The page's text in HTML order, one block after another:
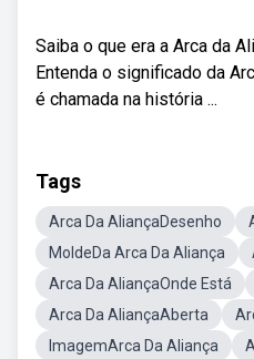
Saiba o que era a Arca da
Entenda o significado da
é chamada na história ...
Tags
Arca Da AliançaDesenho
MoldeDa Arca Da Aliança
Arca Da AliançaOnde Está
Arca Da AliançaAberta
ImagemArca Da Aliança